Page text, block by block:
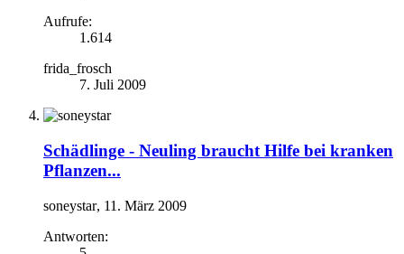
Aufrufe:
1.614
frida_frosch
7. Juli 2009
Schädlinge - Neuling braucht Hilfe bei kranken
Pflanzen...
soneystar, 11. März 2009
Antworten: